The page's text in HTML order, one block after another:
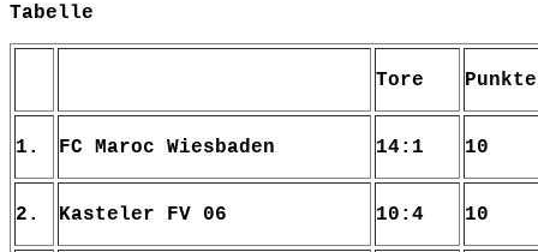
Tabelle
Tore Punkte
1. FC Maroc Wiesbaden 14:1 10
2. Kasteler FV 06 10:4 10